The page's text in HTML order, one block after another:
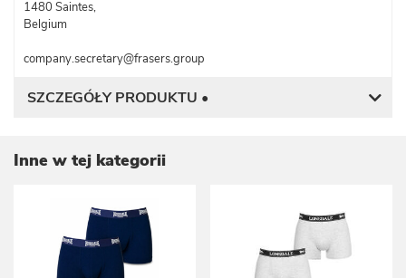
1480 Saintes,
Belgium
company.secretary@frasers.group
SZCZEGÓŁY PRODUKTU •
Inne w tej kategorii